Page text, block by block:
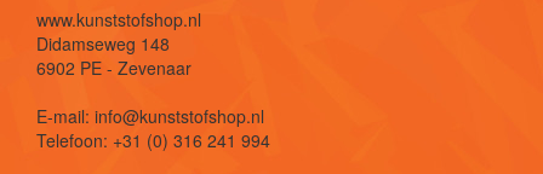
www.kunststofshop.nl
Didamseweg 148
6902 PE - Zevenaar
E-mail: info@kunststofshop.nl
Telefoon: +31 (0) 316 241 994